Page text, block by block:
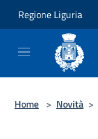
Regione Liguria
Home > Novità >